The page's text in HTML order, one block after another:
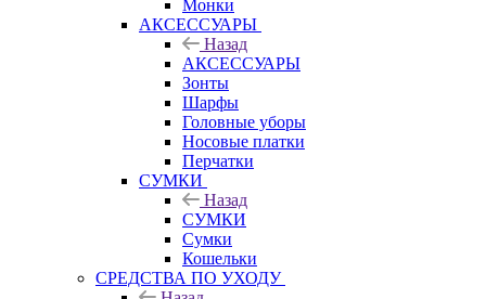
Монки
АКСЕССУАРЫ
Назад
АКСЕССУАРЫ
Зонты
Шарфы
Головные уборы
Носовые платки
Перчатки
СУМКИ
Назад
СУМКИ
Сумки
Кошельки
CРЕДСТВА ПО УХОДУ